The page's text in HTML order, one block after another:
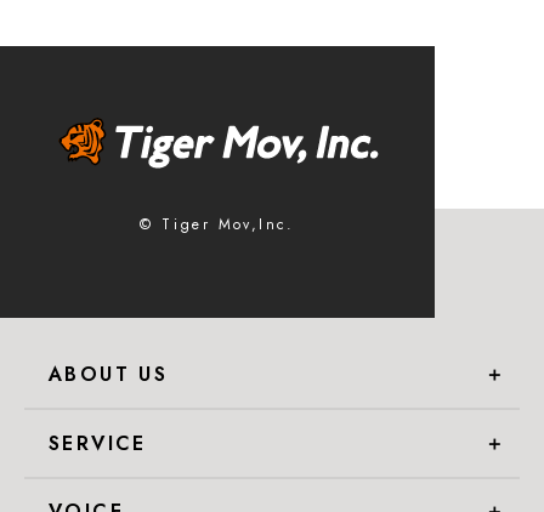
© Tiger Mov,Inc.
ABOUT US ＋
SERVICE ＋